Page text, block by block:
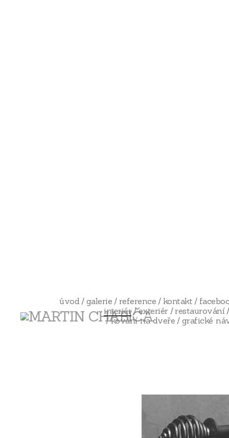
úvod
galerie
interiér
exteriér
restaurování
kování na dveře
grafické
reference kontakt